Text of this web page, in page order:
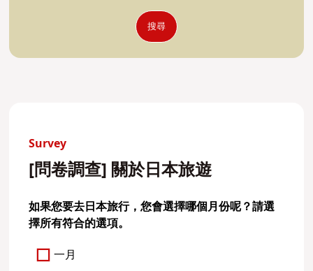
搜尋
Survey
[問卷調查] 關於日本旅遊
如果您要去日本旅行，您會選擇哪個月份呢？請選
擇所有符合的選項。
一月